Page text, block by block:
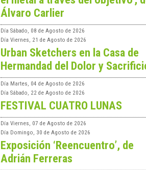
Álvaro Carlier
Día Sábado, 08 de Agosto de 2026
Día Viernes, 21 de Agosto de 2026
Urban Sketchers en la Casa de
Hermandad del Dolor y
Día Martes, 04 de Agosto de 2026
Día Sábado, 22 de Agosto de 2026
FESTIVAL CUATRO LUNAS
Día Viernes, 07 de Agosto de 2026
Día Domingo, 30 de Agosto de 2026
Exposición ‘Reencuentro’, de
Adrián Ferreras